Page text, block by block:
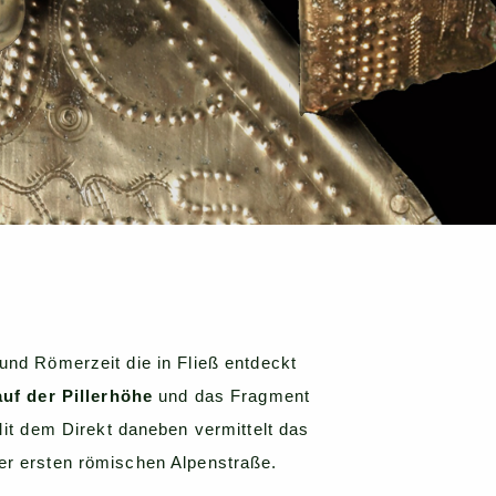
Römerzeit die in Fließ entdeckt
der Pillerhöhe und das Fragment
dem Direkt daneben vermittelt das
ersten römischen Alpenstraße.